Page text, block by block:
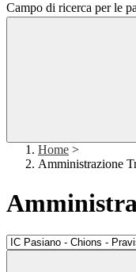
Campo di ricerca per le
Home >
Amministrazione